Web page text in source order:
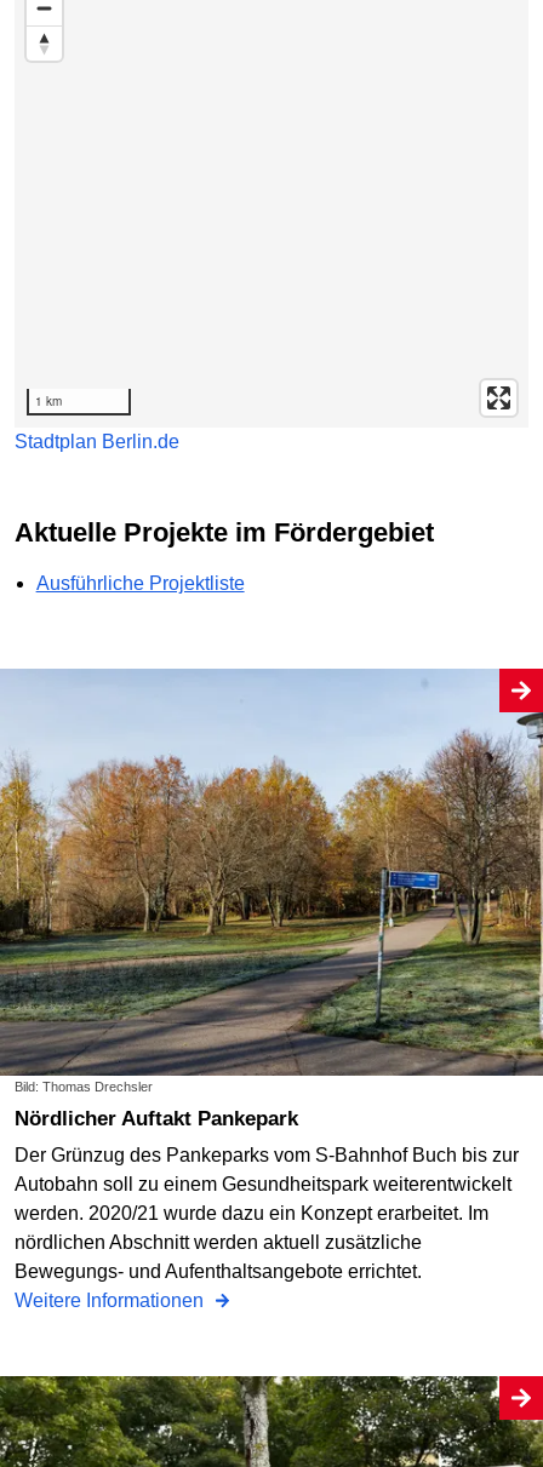
1 km
Stadtplan Berlin.de
Aktuelle Projekte im Fördergebiet
Ausführliche Projektliste
Bild: Thomas Drechsler
Nördlicher Auftakt Pankepark
Der Grünzug des Pankeparks vom S-Bahnhof Buch bis zur
Autobahn soll zu einem Gesundheitspark weiterentwickelt
werden. 2020/21 wurde dazu ein Konzept erarbeitet. Im
nördlichen Abschnitt werden aktuell zusätzliche
Bewegungs- und Aufenthaltsangebote errichtet.
Weitere Informationen